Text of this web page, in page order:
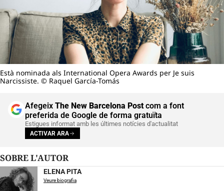
Està nominada als International Opera Awards per Je suis
Narcissiste. © Raquel García-Tomás
Afegeix The New Barcelona Postcom a font
preferida de Google de forma gratuïta
Estigues informat amb les últimes notícies d'actualitat
ACTIVAR ARA
SOBRE L'AUTOR
ELENA PITA
Veure biografia